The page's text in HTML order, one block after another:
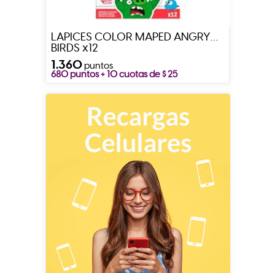
LAPICES COLOR MAPED ANGRY
BIRDS x12
1.360puntos
680 puntos + 10 cuotas de $ 25